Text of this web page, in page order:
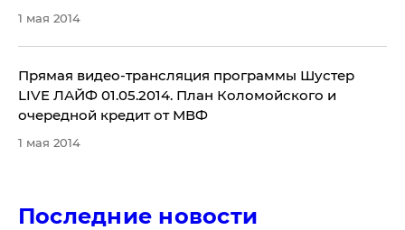
1 мая 2014
Прямая видео-трансляция программы Шустер
LIVE ЛАЙФ 01.05.2014. План Коломойского и
очередной кредит от МВФ
1 мая 2014
Последние новости